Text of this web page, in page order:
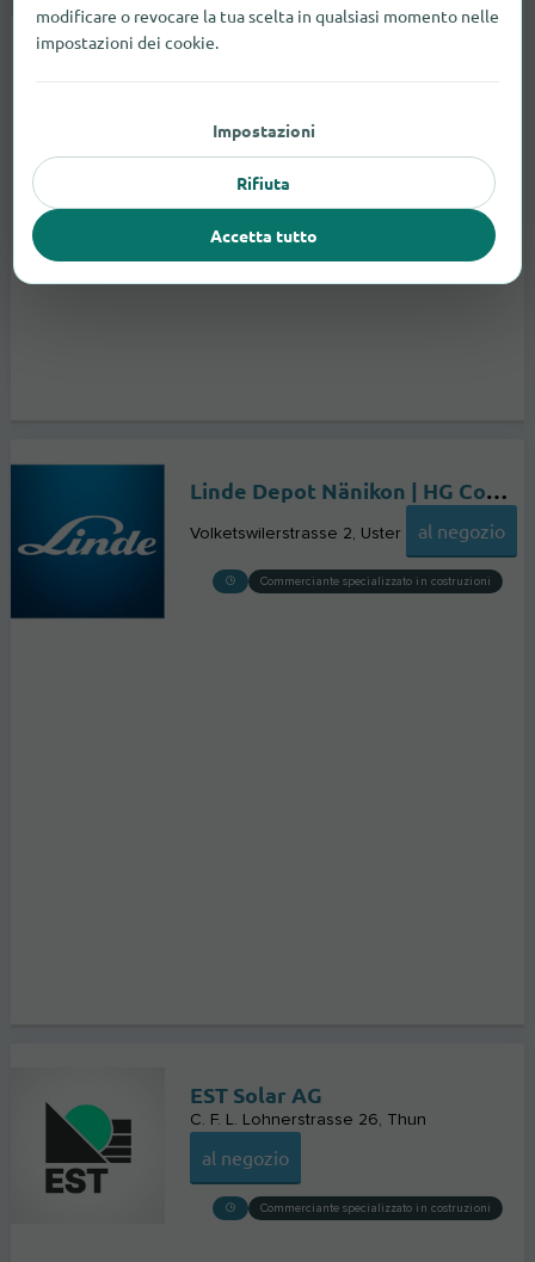
Linde Depot Nänikon | HG Commercial
Volketswilerstrasse 2 Uster al negozio
Commerciante specializzato in costruzioni
EST Solar AG
C. F. L. Lohnerstrasse 26 Thun
al negozio
Commerciante specializzato in costruzioni
modificare o revocare la tua scelta in qualsiasi momento nelle
impostazioni dei cookie.
Impostazioni
Rifiuta
Accetta tutto